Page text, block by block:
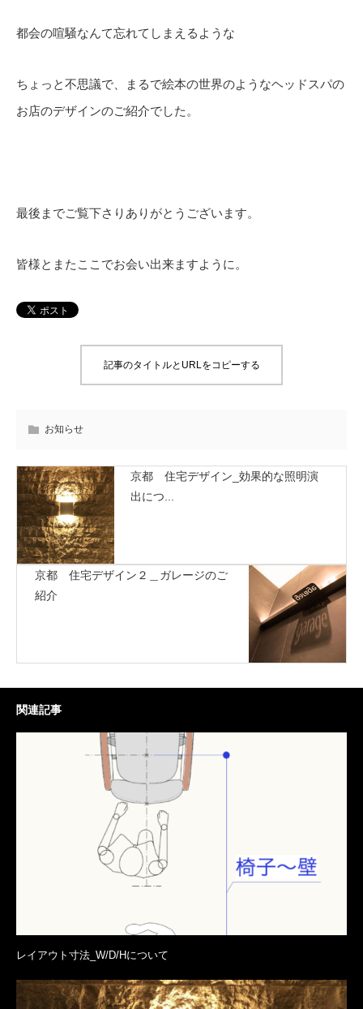
都会の喧騒なんて忘れてしまえるような
ちょっと不思議で、まるで絵本の世界のようなヘッドスパの
お店のデザインのご紹介でした。
最後までご覧下さりありがとうございます。
皆様とまたここでお会い出来ますように。
記事のタイトルとURLをコピーする
お知らせ
京都 住宅デザイン_効果的な照明演
出につ...
京都 住宅デザイン２＿ガレージのご
紹介
関連記事
レイアウト寸法_W/D/Hについて